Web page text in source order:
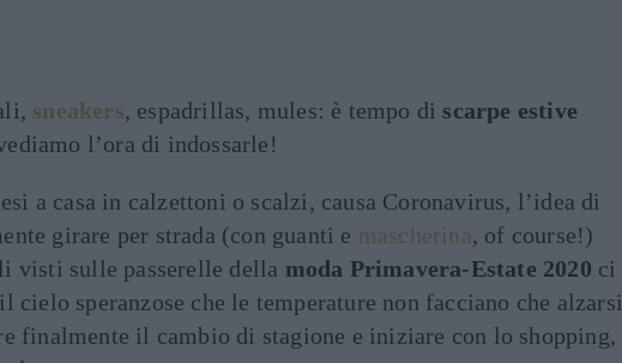
sneakers, espadrillas, mules: è tempo di scarpe estive
l’ora di indossarle!
a casa in calzettoni o scalzi, causa Coronavirus, l’idea di
girare per strada (con guanti e mascherina, of course!)
visti sulle passerelle della moda Primavera-Estate 2020 ci
cielo speranzose che le temperature non facciano che alzarsi
finalmente il cambio di stagione e iniziare con lo shopping,